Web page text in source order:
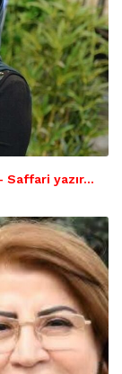
Saffari yazır…